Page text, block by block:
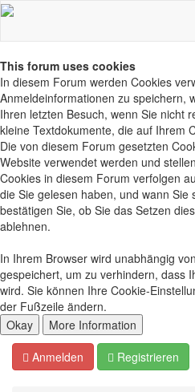
This forum uses cookies
In diesem Forum werden Cookies
Anmeldeinformationen zu speichern,
Ihren letzten Besuch, wenn Sie nicht
kleine Textdokumente, die auf Ihrem
Die von diesem Forum gesetzten
Website verwendet werden und
Cookies in diesem Forum verfolgen
die Sie gelesen haben, und wann
bestätigen Sie, ob Sie das Setzen
ablehnen.
In Ihrem Browser wird unabhängig
gespeichert, um zu verhindern, dass
wird. Sie können Ihre Cookie-
der Fußzeile ändern.
Anmelden Registrieren